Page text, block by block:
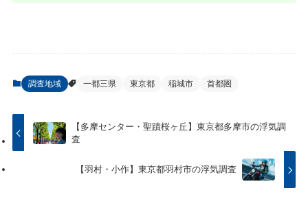
調査地域 一都三県 東京都 稲城市 首都圏
【多摩センター・聖蹟桜ヶ丘】東京都多摩市の浮気調
査
【羽村・小作】東京都羽村市の浮気調査